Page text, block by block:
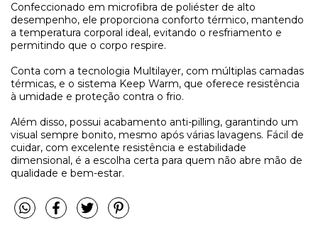
Confeccionado em microfibra de poliéster de alto
desempenho, ele proporciona conforto térmico, mantendo
a temperatura corporal ideal, evitando o resfriamento e
permitindo que o corpo respire.
Conta com a tecnologia Multilayer, com múltiplas camadas
térmicas, e o sistema Keep Warm, que oferece resistência
à umidade e proteção contra o frio.
Além disso, possui acabamento anti-pilling, garantindo um
visual sempre bonito, mesmo após várias lavagens. Fácil de
cuidar, com excelente resistência e estabilidade
dimensional, é a escolha certa para quem não abre mão de
qualidade e bem-estar.